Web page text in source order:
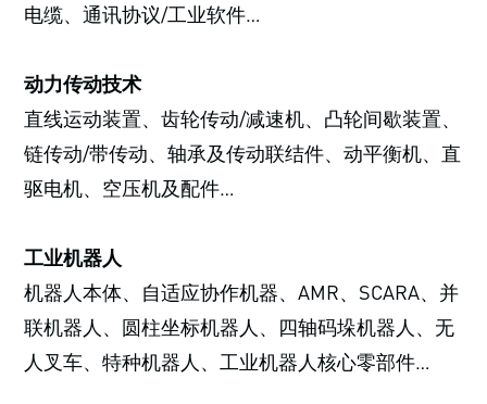
电缆、通讯协议/工业软件…
动力传动技术
直线运动装置、齿轮传动/减速机、凸轮间歇装置、
链传动/带传动、轴承及传动联结件、动平衡机、直
驱电机、空压机及配件…
工业机器人
机器人本体、自适应协作机器、AMR、SCARA、并
联机器人、圆柱坐标机器人、四轴码垛机器人、无
人叉车、特种机器人、工业机器人核心零部件…